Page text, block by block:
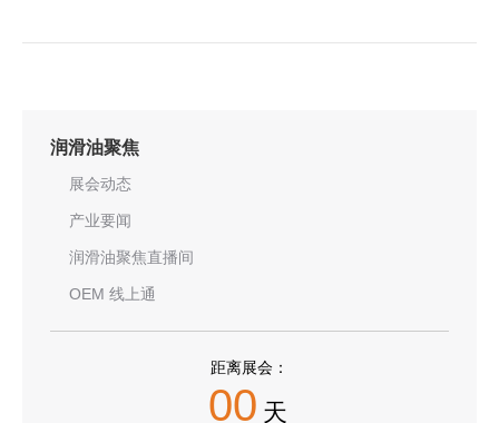
润滑油聚焦
展会动态
产业要闻
润滑油聚焦直播间
OEM 线上通
距离展会：
00 天